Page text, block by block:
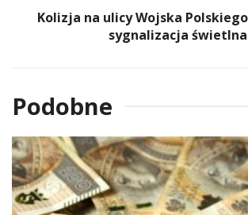
Kolizja na ulicy Wojska
sygnalizacja świetlna
Podobne